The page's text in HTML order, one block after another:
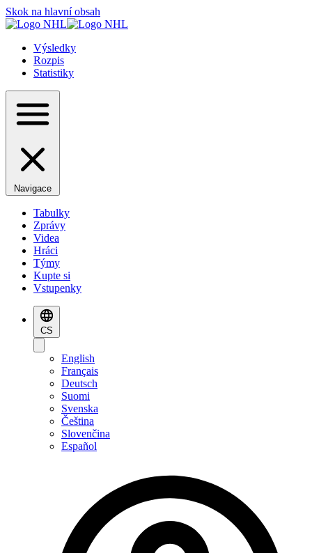
Skok na hlavní obsah
Výsledky
Rozpis
Statistiky
Navigace
Tabulky
Zprávy
Videa
Hráci
Týmy
Kupte si
Vstupenky
CS
English
Français
Deutsch
Suomi
Svenska
Čeština
Slovenčina
Español